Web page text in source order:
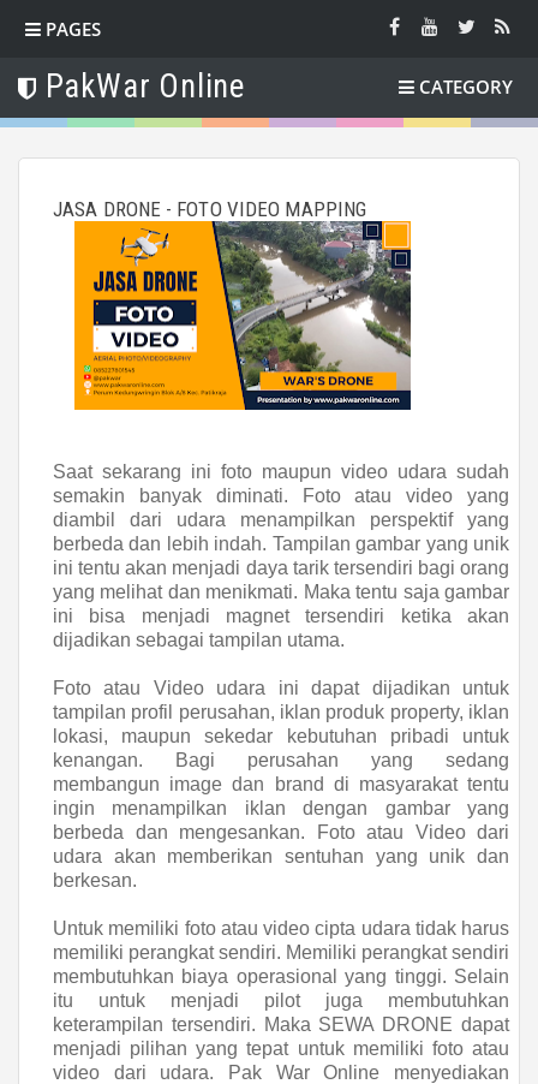
PAGES
PakWar Online CATEGORY
JASA DRONE - FOTO VIDEO MAPPING
Saat sekarang ini foto maupun video udara sudah
semakin banyak diminati. Foto atau video yang
diambil dari udara menampilkan perspektif yang
berbeda dan lebih indah. Tampilan gambar yang unik
ini tentu akan menjadi daya tarik tersendiri bagi orang
yang melihat dan menikmati. Maka tentu saja gambar
ini bisa menjadi magnet tersendiri ketika akan
dijadikan sebagai tampilan utama.
Foto atau Video udara ini dapat dijadikan untuk
tampilan profil perusahan, iklan produk property, iklan
lokasi, maupun sekedar kebutuhan pribadi untuk
kenangan. Bagi perusahan yang sedang
membangun image dan brand di masyarakat tentu
ingin menampilkan iklan dengan gambar yang
berbeda dan mengesankan. Foto atau Video dari
udara akan memberikan sentuhan yang unik dan
berkesan.
Untuk memiliki foto atau video cipta udara tidak harus
memiliki perangkat sendiri. Memiliki perangkat sendiri
membutuhkan biaya operasional yang tinggi. Selain
itu untuk menjadi pilot juga membutuhkan
keterampilan tersendiri. Maka SEWA DRONE dapat
menjadi pilihan yang tepat untuk memiliki foto atau
video dari udara. Pak War Online menyediakan